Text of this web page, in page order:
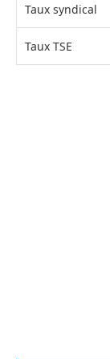
Taux syndical
Taux TSE